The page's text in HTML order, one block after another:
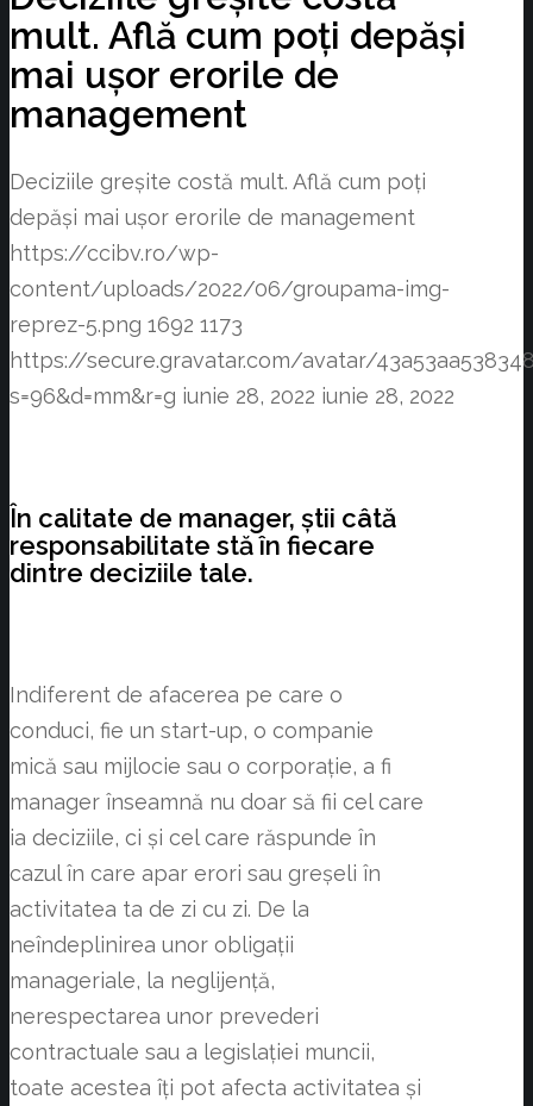
mult. Află cum poți depăși
mai ușor erorile de
management
Deciziile greșite costă mult. Află cum poți
depăși mai ușor erorile de management
https://ccibv.ro/wp-
content/uploads/2022/06/groupama-img-
reprez-5.png 1692 1173
https://secure.gravatar.com/avatar/
s=96&d=mm&r=g iunie 28, 2022 iunie 28, 2022
În calitate de manager, știi câtă
responsabilitate stă în fiecare
dintre deciziile tale.
Indiferent de afacerea pe care o
conduci, fie un start-up, o companie
mică sau mijlocie sau o corporație, a fi
manager înseamnă nu doar să fii cel care
ia deciziile, ci și cel care răspunde în
cazul în care apar erori sau greșeli în
activitatea ta de zi cu zi. De la
neîndeplinirea unor obligații
manageriale, la neglijență,
nerespectarea unor prevederi
contractuale sau a legislației muncii,
toate acestea îți pot afecta activitatea și